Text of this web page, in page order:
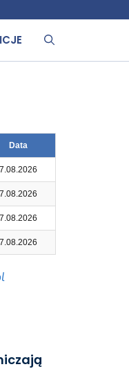
Data
7.08.2026
7.08.2026
7.08.2026
7.08.2026